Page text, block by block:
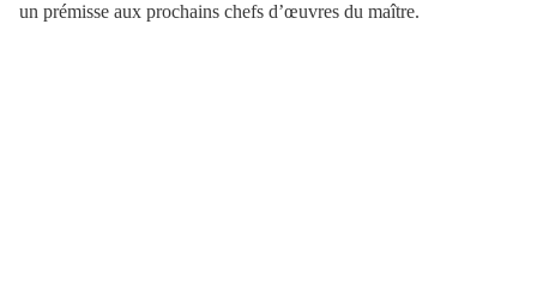
un prémisse aux prochains chefs d’œuvres du maître.